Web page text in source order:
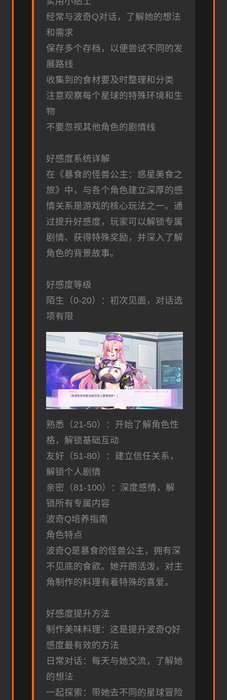
经常与波奇Q对话，了解她的想法
和需求
保存多个存档，以便尝试不同的发
展路线
收集到的食材要及时整理和分类
注意观察每个星球的特殊环境和生
物
不要忽视其他角色的剧情线
好感度系统详解
在《暴食的怪兽公主：惑星美食之
旅》中，与各个角色建立深厚的感
情关系是游戏的核心玩法之一。通
过提升好感度，玩家可以解锁专属
剧情、获得特殊奖励，并深入了解
角色的背景故事。
好感度等级
陌生（0-20）：初次见面，对话选
项有限
熟悉（21-50）：开始了解角色性
格，解锁基础互动
友好（51-80）：建立信任关系，
解锁个人剧情
亲密（81-100）：深度感情，解
锁所有专属内容
波奇Q培养指南
角色特点
波奇Q是暴食的怪兽公主，拥有深
不见底的食欲。她开朗活泼，对主
角制作的料理有着特殊的喜爱。
好感度提升方法
制作美味料理：这是提升波奇Q好
感度最有效的方法
日常对话：每天与她交流，了解她
的想法
一起探索：带她去不同的星球冒险